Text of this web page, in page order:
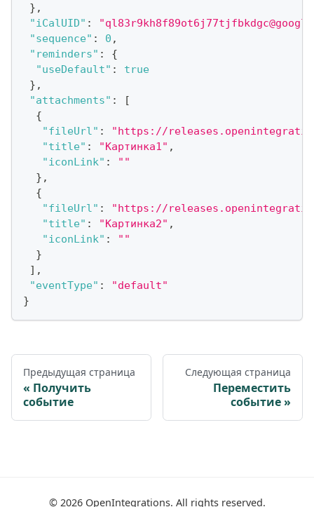
} ,
"iCalUID" :
"sequence" : 0 ,
"reminders" :
{
"useDefault" :
true
} ,
"attachments" :
[
{
"fileUrl" :
"https://
"title" : "Картинка1" ,
"iconLink" :
""
} ,
{
"fileUrl" :
"https://
"title" : "Картинка2" ,
"iconLink" :
""
}
] ,
"eventType" :
"default"
}
Предыдущая страница
Получить
событие
Следующая страница
Переместить
событие
© 2026OpenIntegrations. All rights reserved.